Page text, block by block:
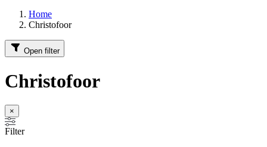
Home
Christofoor
Open filter
Christofoor
×
Filter